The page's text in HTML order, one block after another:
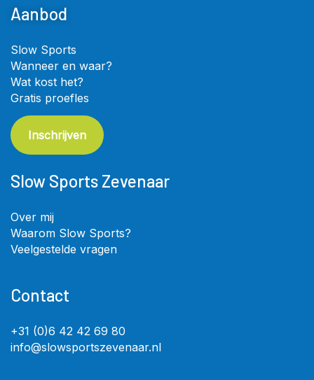
Aanbod
Slow Sports
Wanneer en waar?
Wat kost het?
Gratis proefles
Inschrijven
Slow Sports Zevenaar
Over mij
Waarom Slow Sports?
Veelgestelde vragen
Contact
+31 (0)6 42 42 69 80
info@slowsportszevenaar.nl